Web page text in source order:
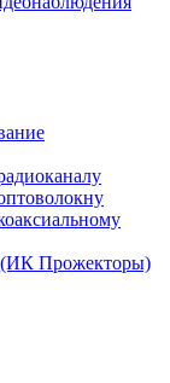
(ИК Прожекторы)